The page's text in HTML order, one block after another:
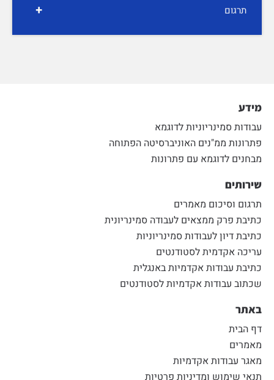
+ תרגום
מידע
עבודות סמינריוניות לדוגמא
פתרונות ממ"נים האוניברסיטה הפתוחה
מבחנים לדוגמא עם פתרונות
שירותים
תרגום וסיכום מאמרים
כתיבת פרק ממצאים לעבודה סמינריונית
כתיבת דיון לעבודות סמינריוניות
עריכה אקדמית לסטודנטים
כתיבת עבודות אקדמיות באנגלית
שכתוב עבודות אקדמיות לסטודנטים
באתר
דף הבית
מאמרים
מאגר עבודות אקדמיות
תנאי שימוש ומדיניות פרטיות